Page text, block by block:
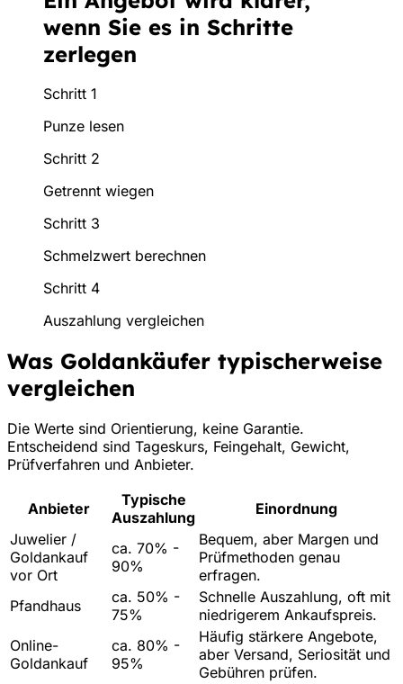
wenn Sie es in Schritte
zerlegen
Schritt 1
Punze lesen
Schritt 2
Getrennt wiegen
Schritt 3
Schmelzwert berechnen
Schritt 4
Auszahlung vergleichen
Was Goldankäufer typischerweise
vergleichen
Die Werte sind Orientierung, keine Garantie.
Entscheidend sind Tageskurs, Feingehalt, Gewicht,
Prüfverfahren und Anbieter.
Anbieter
Typische
Auszahlung
Einordnung
Juwelier /
Goldankauf
vor Ort
ca. 70% -
90%
Bequem, aber Margen und
Prüfmethoden genau
erfragen.
Pfandhaus
ca. 50% -
75%
Schnelle Auszahlung, oft mit
niedrigerem Ankaufspreis.
Online-
Goldankauf
ca. 80% -
95%
Häufig stärkere Angebote,
aber Versand, Seriosität und
Gebühren prüfen.